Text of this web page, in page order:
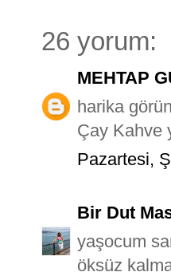
26 yorum:
MEHTAP
harika
Çay Kahve
Pazartesi,
Bir Dut
yaşocum
öksüz